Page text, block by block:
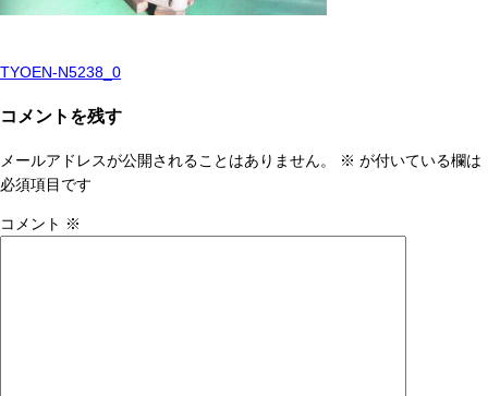
投
稿
ナ
ビ
ゲ
TYOEN-N5238_0
コメントを残す
メールアドレスが公開されることはありません。 ※ が付いている欄は
必須項目です
コメント ※